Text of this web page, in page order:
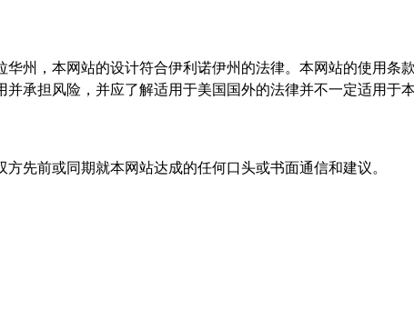
州，本网站的设计符合伊利诺伊州的法律。本网站的使用条
承担风险，并应了解适用于美国国外的法律并不一定适用于本
先前或同期就本网站达成的任何口头或书面通信和建议。